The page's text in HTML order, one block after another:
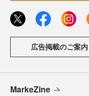
広告掲載のご案内
MarkeZine